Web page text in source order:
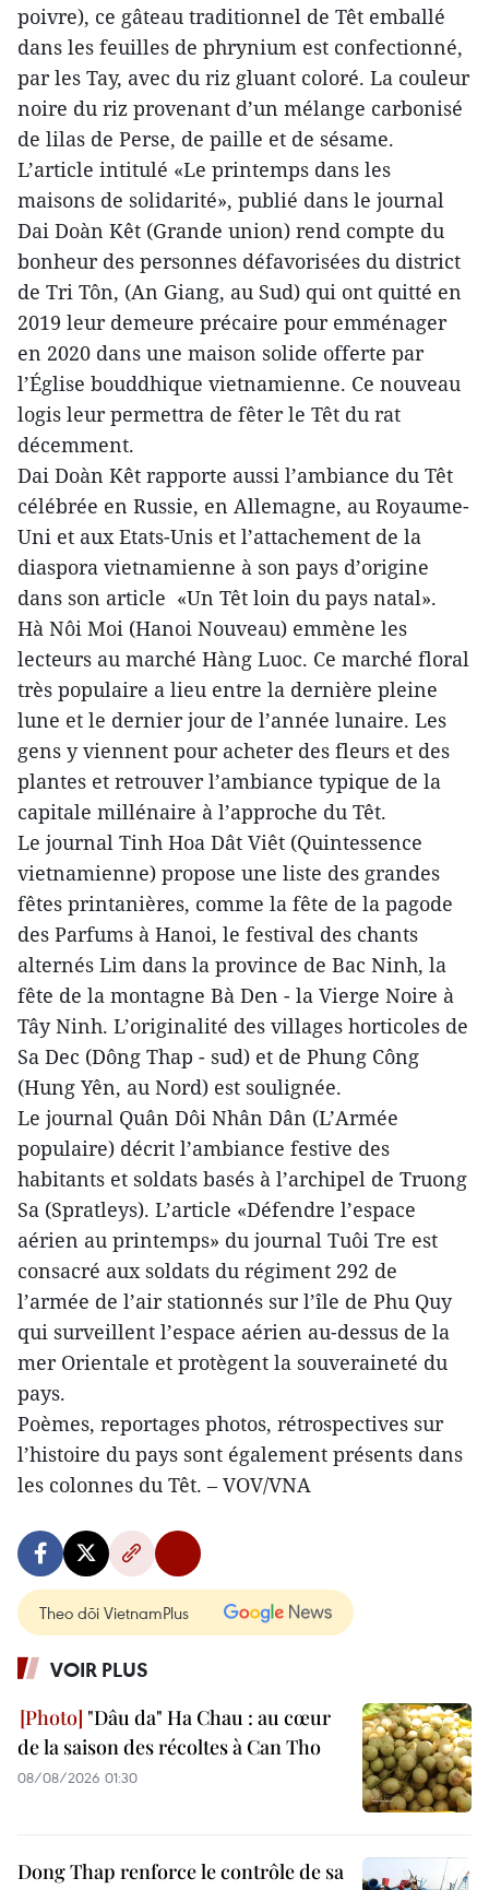
poivre), ce gâteau traditionnel de Têt emballé
dans les feuilles de phrynium est confectionné,
par les Tay, avec du riz gluant coloré. La couleur
noire du riz provenant d’un mélange carbonisé
de lilas de Perse, de paille et de sésame.
L’article intitulé «Le printemps dans les
maisons de solidarité», publié dans le journal
Dai Doàn Kêt (Grande union) rend compte du
bonheur des personnes défavorisées du district
de Tri Tôn, (An Giang, au Sud) qui ont quitté en
2019 leur demeure précaire pour emménager
en 2020 dans une maison solide offerte par
l’Église bouddhique vietnamienne. Ce nouveau
logis leur permettra de fêter le Têt du rat
décemment.
Dai Doàn Kêt rapporte aussi l’ambiance du Têt
célébrée en Russie, en Allemagne, au Royaume-
Uni et aux Etats-Unis et l’attachement de la
diaspora vietnamienne à son pays d’origine
dans son article «Un Têt loin du pays natal».
Hà Nôi Moi (Hanoi Nouveau) emmène les
lecteurs au marché Hàng Luoc. Ce marché floral
très populaire a lieu entre la dernière pleine
lune et le dernier jour de l’année lunaire. Les
gens y viennent pour acheter des fleurs et des
plantes et retrouver l’ambiance typique de la
capitale millénaire à l’approche du Têt.
Le journal Tinh Hoa Dât Viêt (Quintessence
vietnamienne) propose une liste des grandes
fêtes printanières, comme la fête de la pagode
des Parfums à Hanoi, le festival des chants
alternés Lim dans la province de Bac Ninh, la
fête de la montagne Bà Den - la Vierge Noire à
Tây Ninh. L’originalité des villages horticoles de
Sa Dec (Dông Thap - sud) et de Phung Công
(Hung Yên, au Nord) est soulignée.
Le journal Quân Dôi Nhân Dân (L’Armée
populaire) décrit l’ambiance festive des
habitants et soldats basés à l’archipel de Truong
Sa (Spratleys). L’article «Défendre l’espace
aérien au printemps» du journal Tuôi Tre est
consacré aux soldats du régiment 292 de
l’armée de l’air stationnés sur l’île de Phu Quy
qui surveillent l’espace aérien au-dessus de la
mer Orientale et protègent la souveraineté du
pays.
Poèmes, reportages photos, rétrospectives sur
l’histoire du pays sont également présents dans
les colonnes du Têt. – VOV/VNA
Theo dõi VietnamPlus
VOIR PLUS
"Dâu da" Ha Chau : au cœur
de la saison des récoltes à Can Tho
08/08/2026 01:30
Dong Thap renforce le contrôle de sa